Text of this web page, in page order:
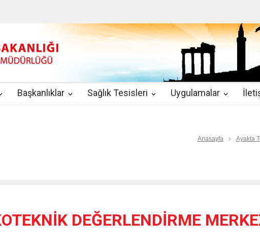
2019 YILI TEMMUZ AYI DİYALİZ MERKEZLERİ CİHAZ
Yönetmelik Teletıp ve Teleradyoloji Birimi Genelgesi
Uygulamaları Uzman Hekimlerin Pratisyen Hekim Kadrosunda
Başkanlıklar Sağlık Tesisleri Uygulamalar
Anasayfa Ayakta
DEĞERLENDİRME